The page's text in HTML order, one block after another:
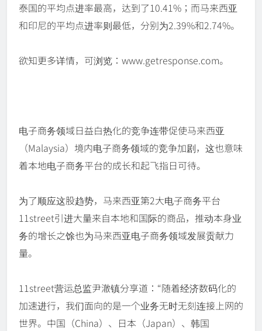
泰国的平均点进率最高，达到了10.41%；而马来西亚
和印尼的平均点进率则最低，分别为2.39%和2.74%。
欲知更多详情，可浏览：www.getresponse.com。
电子商务领域日益白热化的竞争连带促使马来西亚
（Malaysia）境内电子商务领域的竞争加剧，这也意味
着本地电子商务平台的成长和起飞指日可待。
为了顺应这股趋势，马来西亚第2大电子商务平台
11street引进大量来自本地和国际的商品，推动本身业
务的增长之馀也为马来西亚电子商务领域发展贡献力
量。
11street营运总监尹澈镇分享道：“随着经济数码化的
加速进行，我们面向的是一个业务无时无刻连接上网的
世界。中国（China）、日本（Japan）、韩国